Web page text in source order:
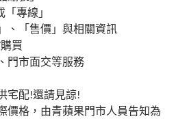
專線」
、「售價」與相關資訊
買
門市面交等服務
宅配!還請見諒!
價格，由青蘋果門市人員告知為